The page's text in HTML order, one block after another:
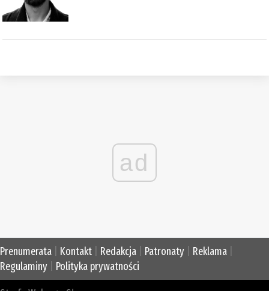
ad
Prenumerata Kontakt Redakcja Patronaty Reklama
Regulaminy
Polityka prywatności